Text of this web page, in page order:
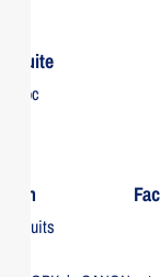
1 an
produits